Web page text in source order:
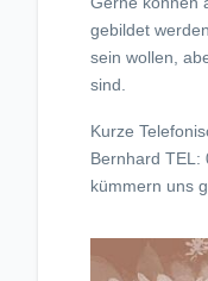
gebildet
sein wollen,
sind.
Kurze
Bernhard TEL:
kümmern uns